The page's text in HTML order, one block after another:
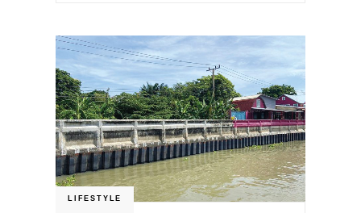
LIFESTYLE